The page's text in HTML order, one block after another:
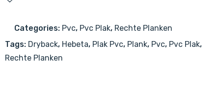
Plank
aantal
Categories: Pvc, Pvc Plak, Rechte Planken
Tags: Dryback, Hebeta, Plak Pvc, Plank, Pvc, Pvc Plak,
Rechte Planken